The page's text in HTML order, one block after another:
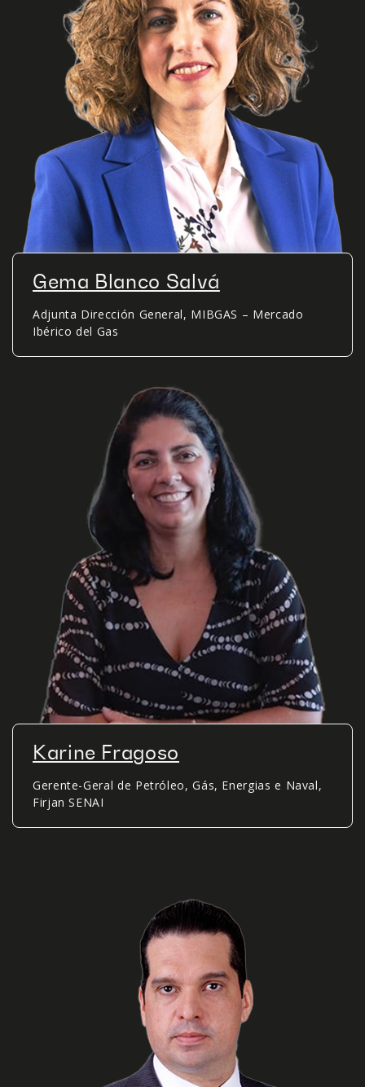
Gema Blanco Salvá
Adjunta Dirección General, MIBGAS – Mercado
Ibérico del Gas
Karine Fragoso
Gerente-Geral de Petróleo, Gás, Energias e Naval,
Firjan SENAI